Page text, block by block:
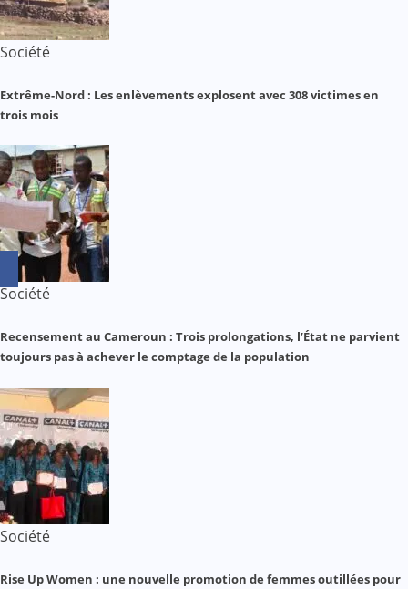
Société
Extrême-Nord : Les enlèvements explosent avec 308 victimes en
trois mois
Société
Recensement au Cameroun : Trois prolongations, l’État ne parvient
toujours pas à achever le comptage de la population
Société
Rise Up Women : une nouvelle promotion de femmes outillées pour